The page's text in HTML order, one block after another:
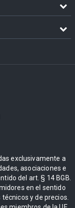
exclusivamente a
asociaciones e
del art. § 14 BGB.
en el sentido
y de precios.